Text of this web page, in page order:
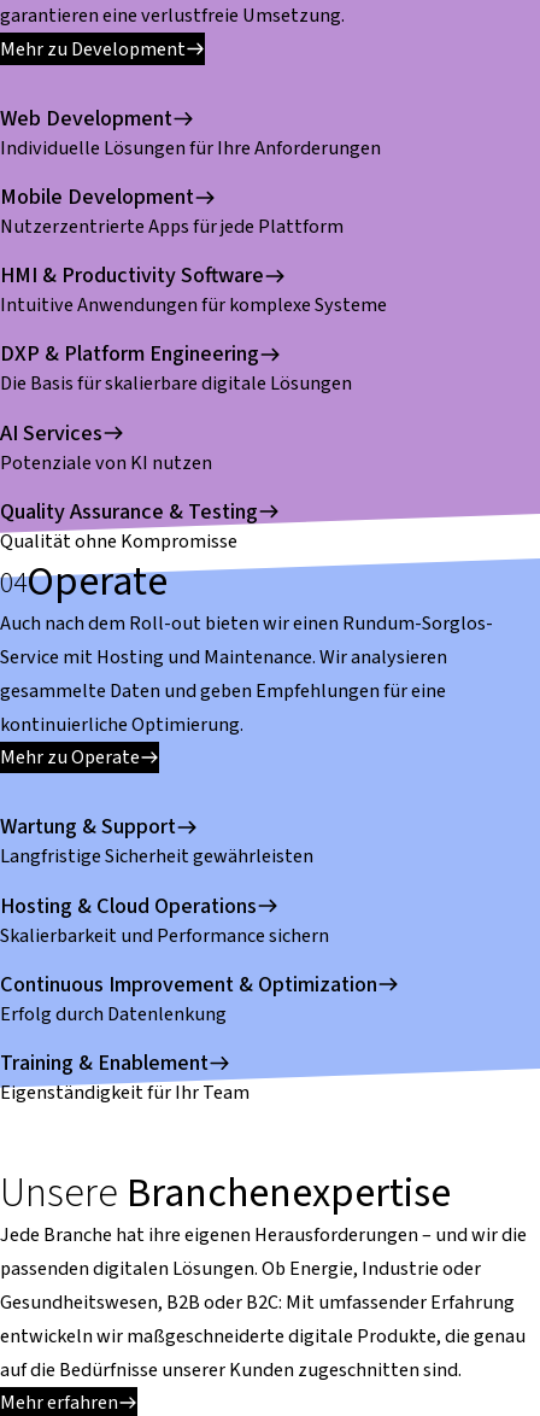
garantieren eine verlustfreie Umsetzung.
Mehr zu Development
Web Development
Individuelle Lösungen für Ihre Anforderungen
Mobile Development
Nutzerzentrierte Apps für jede Plattform
HMI & Productivity Software
Intuitive Anwendungen für komplexe Systeme
DXP & Platform Engineering
Die Basis für skalierbare digitale Lösungen
AI Services
Potenziale von KI nutzen
Quality Assurance & Testing
Qualität ohne Kompromisse
Operate
Auch nach dem Roll-out bieten wir einen Rundum-Sorglos-
Service mit Hosting und Maintenance. Wir analysieren
gesammelte Daten und geben Empfehlungen für eine
kontinuierliche Optimierung.
Mehr zu Operate
Wartung & Support
Langfristige Sicherheit gewährleisten
Hosting & Cloud Operations
Skalierbarkeit und Performance sichern
Continuous Improvement & Optimization
Erfolg durch Datenlenkung
Training & Enablement
Eigenständigkeit für Ihr Team
Unsere Branchenexpertise
Jede Branche hat ihre eigenen Herausforderungen – und wir die
passenden digitalen Lösungen. Ob Energie, Industrie oder
Gesundheitswesen, B2B oder B2C: Mit umfassender Erfahrung
entwickeln wir maßgeschneiderte digitale Produkte, die genau
auf die Bedürfnisse unserer Kunden zugeschnitten sind.
Mehr erfahren